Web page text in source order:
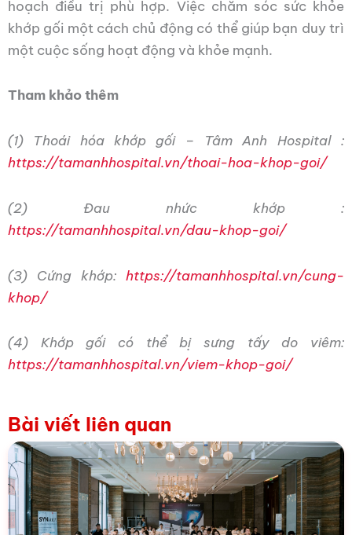
hoạch điều trị phù hợp. Việc chăm sóc sức khỏe
khớp gối một cách chủ động có thể giúp bạn duy trì
một cuộc sống hoạt động và khỏe mạnh.
Tham khảo thêm
(1) Thoái hóa khớp gối – Tâm Anh Hospital :
https://tamanhhospital.vn/thoai-hoa-khop-goi/
(2) Đau nhức khớp :
https://tamanhhospital.vn/dau-khop-goi/
(3) Cứng khớp: https://tamanhhospital.vn/cung-
khop/
(4) Khớp gối có thể bị sưng tấy do viêm:
https://tamanhhospital.vn/viem-khop-goi/
Bài viết liên quan